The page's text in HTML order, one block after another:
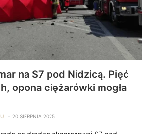
na S7 pod Nidzicą. Pięć
opona ciężarówki mogła
20 SIERPNIA 2025